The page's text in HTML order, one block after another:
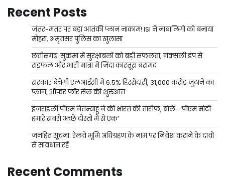
Recent Posts
जंतर-मंतर पर बड़ा आतंकी प्लान नाकाम! ISI ने नाबालिगों को बनाया
मोहरा, अमृतसर पुलिस का खुलासा
छत्तीसगढ़: सुकमा में सुरक्षाबलों को बड़ी सफलता, नक्सली डंप से
राइफल और भारी मात्रा में जिंदा कारतूस बरामद
सरकार बेचेगी एलआईसी में 6.5% हिस्सेदारी, 31,000 करोड़ जुटाने का
प्लान; ऑफर फॉर सेल की शुरुआत
इजराइली पीएम नेतन्याहू ने की भारत की तारीफ, बोले- ‘पीएम मोदी
हमारे सबसे अच्छे दोस्तों में से एक’
जनहित सूचना: रेलवे भूमि अधिग्रहण के नाम पर निवेश कराने के दावों
से सावधान रहें
Recent Comments